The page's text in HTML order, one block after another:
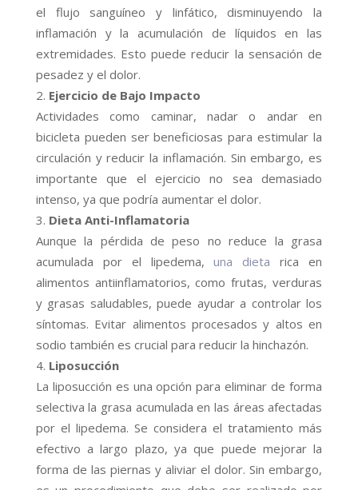
el flujo sanguíneo y linfático, disminuyendo la
inflamación y la acumulación de líquidos en las
extremidades. Esto puede reducir la sensación de
pesadez y el dolor.
Ejercicio de Bajo Impacto
Actividades como caminar, nadar o andar en
bicicleta pueden ser beneficiosas para estimular la
circulación y reducir la inflamación. Sin embargo, es
importante que el ejercicio no sea demasiado
intenso, ya que podría aumentar el dolor.
Dieta Anti-Inflamatoria
Aunque la pérdida de peso no reduce la grasa
acumulada por el lipedema,una dieta rica en
alimentos antiinflamatorios, como frutas, verduras
y grasas saludables, puede ayudar a controlar los
síntomas. Evitar alimentos procesados y altos en
sodio también es crucial para reducir la hinchazón.
Liposucción
La liposucción es una opción para eliminar de forma
selectiva la grasa acumulada en las áreas afectadas
por el lipedema. Se considera el tratamiento más
efectivo a largo plazo, ya que puede mejorar la
forma de las piernas y aliviar el dolor. Sin embargo,